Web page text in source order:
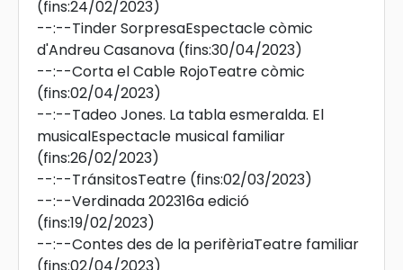
(fins:24/02/2023)
--:--Tinder SorpresaEspectacle còmic
d'Andreu Casanova (fins:30/04/2023)
--:--Corta el Cable RojoTeatre còmic
(fins:02/04/2023)
--:--Tadeo Jones. La tabla esmeralda. El
musicalEspectacle musical familiar
(fins:26/02/2023)
--:--TránsitosTeatre (fins:02/03/2023)
--:--Verdinada 202316a edició
(fins:19/02/2023)
--:--Contes des de la perifèriaTeatre familiar